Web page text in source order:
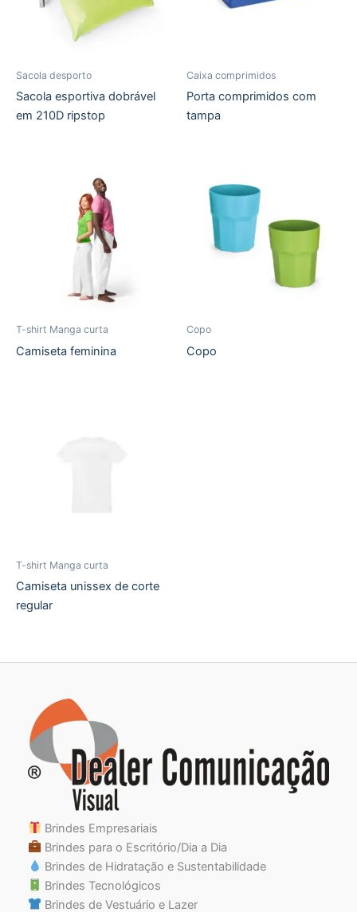
Sacola desporto
Sacola esportiva dobrável
em 210D ripstop
Caixa comprimidos
Porta comprimidos com
tampa
T-shirt Manga curta
Camiseta feminina
Copo
Copo
T-shirt Manga curta
Camiseta unissex de corte
regular
Brindes Empresariais
Brindes para o Escritório/Dia a Dia
Brindes de Hidratação e Sustentabilidade
Brindes Tecnológicos
Brindes de Vestuário e Lazer